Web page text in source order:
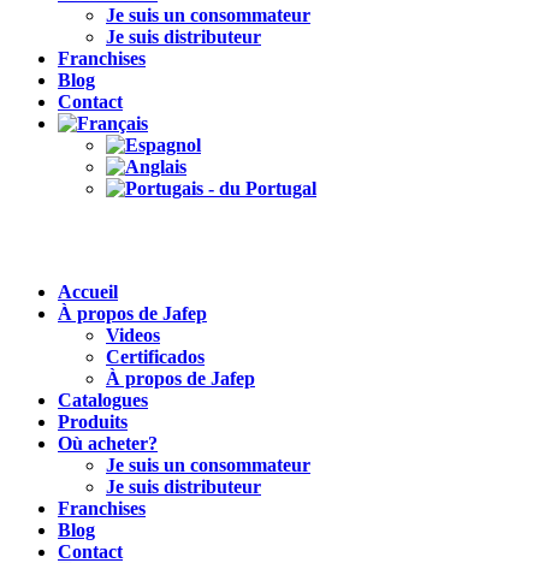
Je suis un consommateur
Je suis distributeur
Franchises
Blog
Contact
Accueil
À propos de Jafep
Videos
Certificados
À propos de Jafep
Catalogues
Produits
Où acheter?
Je suis un consommateur
Je suis distributeur
Franchises
Blog
Contact